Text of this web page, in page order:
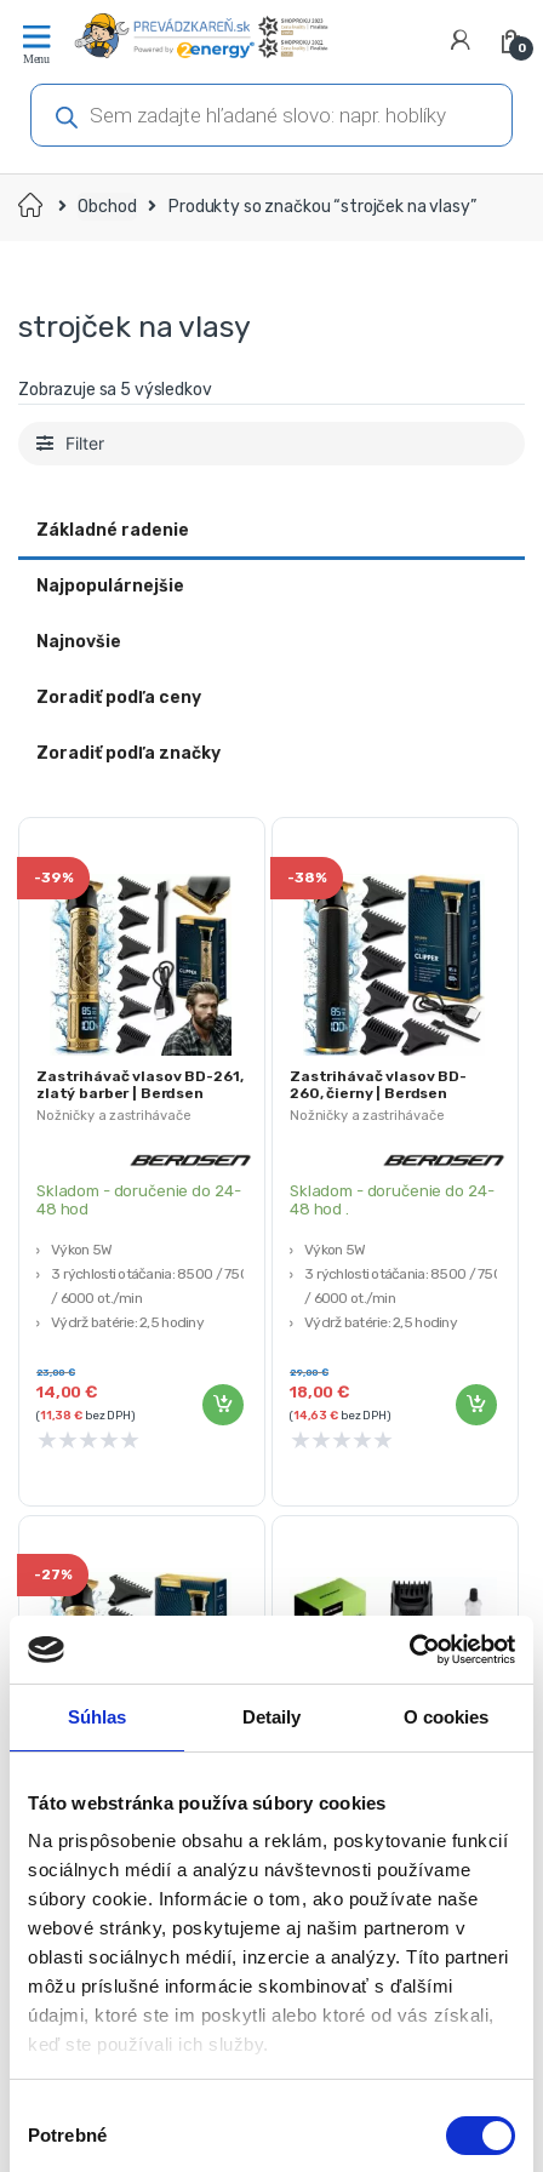
Súhlas Detaily O cookies
Táto webstránka používa súbory cookies
Na prispôsobenie obsahu a reklám, poskytovanie funkcií
sociálnych médií a analýzu návštevnosti používame
súbory cookie. Informácie o tom, ako používate naše
webové stránky, poskytujeme aj našim partnerom v
oblasti sociálnych médií, inzercie a analýzy. Títo partneri
môžu príslušné informácie skombinovať s ďalšími
údajmi, ktoré ste im poskytli alebo ktoré od vás získali,
keď ste používali ich služby.
Potrebné
navigáciu
obsah
0
Products
search
Domov Obchod Produkty so značkou “strojček na vlasy”
strojček na vlasy
Zobrazuje sa 5 výsledkov
Filter
Základné radenie
Najpopulárnejšie
Najnovšie
Zoradiť podľa ceny
Zoradiť podľa značky
Nožničky a zastrihávače
-39%
Zastrihávač vlasov BD-261,
zlatý barber | Berdsen
Skladom - doručenie do 24-
48 hod
Výkon 5W
3 rýchlosti otáčania: 8500 / 7500
/ 6000 ot./min
Výdrž batérie: 2,5 hodiny
6 kusov nadstavcov: 1-9 mm
14,00€
23,00€
(11,38€bez DPH)
★★★★★
Nožničky a zastrihávače
-38%
Zastrihávač vlasov BD-
260, čierny | Berdsen
Skladom - doručenie do 24-
48 hod .
Výkon 5W
3 rýchlosti otáčania: 8500 / 7500
/ 6000 ot./min
Výdrž batérie: 2,5 hodiny
6 kusov nadstavcov: 1-9 mm
18,00€
29,00€
(14,63€bez DPH)
★★★★★
Nožničky a zastrihávače
-27%
Skladom - doručenie do 24-
48 hod
Výkon 5W
3 rýchlosti otáčania: 8500 / 7500
/ 6000 ot./min
Výdrž batérie: 2,5 hodiny
Doba nabíjania: 3,5 hodiny
★★★★
Nožničky a zastrihávače
Berdsen
Na sklade u dodávateľa
(doručenie 4-8 pracovných
dni)
Výkon: 5 W
Typ batérie: Li-Ion 3,7 V 1200 mAh
Výdrž batérie: 3,5 h